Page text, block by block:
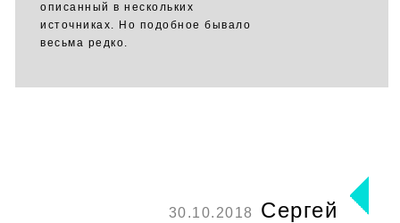
описанный в нескольких
источниках. Но подобное бывало
весьма редко.
30.10.2018 Сергей